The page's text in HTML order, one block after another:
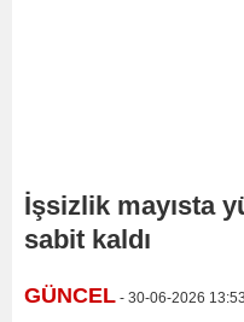
İşsizlik mayısta
sabit kaldı
GÜNCEL - 30-06-2026 13:53